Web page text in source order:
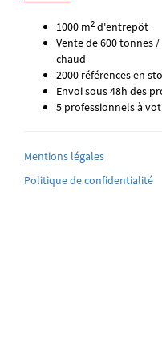
1000 m2 d'entrepôt
Vente de 600 tonnes
chaud
2000 références en
Envoi sous 48h des
5 professionnels à
Mentions légales
Politique de confidentialité